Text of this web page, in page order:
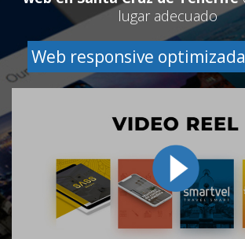
lugar adecuado
Web responsive